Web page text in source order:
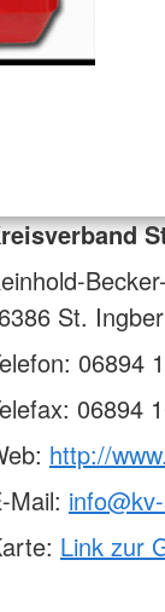
St.
06894
06894
http://
Mail:
Link zur